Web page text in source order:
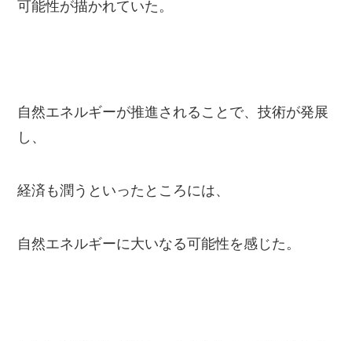
可能性が描かれていた。
自然エネルギーが推進されることで、技術が発展
し、
経済も潤うといったところには、
自然エネルギーに大いなる可能性を感じた。